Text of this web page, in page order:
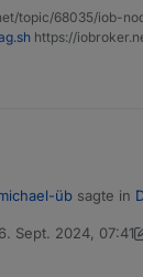
ID:
Target:
bin/nodejs
bin/npm
bin/npx
topic/68035/iob-
https://
üb sagte in
Sept. 2024, 07:41
von final